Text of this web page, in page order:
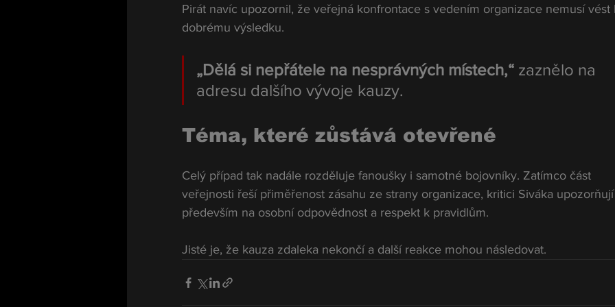
Pirát navíc upozornil, že veřejná konfrontace s vedením organizace nemusí
dobrému výsledku.
„Dělá si nepřátele na nesprávných místech,“ zaznělo na
adresu dalšího vývoje kauzy.
Téma, které zůstává otevřené
Celý případ tak nadále rozděluje fanoušky i samotné bojovníky. Zatímco část
veřejnosti řeší přiměřenost zásahu ze strany organizace, kritici Siváka
především na osobní odpovědnost a respekt k pravidlům.
Jisté je, že kauza zdaleka nekončí a další reakce mohou následovat.